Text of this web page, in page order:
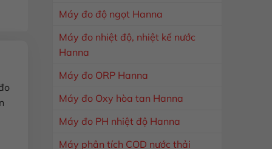
Máy đo độ ngọt Hanna
Máy đo nhiệt độ, nhiệt kế nước
Hanna
Máy đo ORP Hanna
Máy đo Oxy hòa tan Hanna
Máy đo PH nhiệt độ Hanna
Máy phân tích COD nước thải